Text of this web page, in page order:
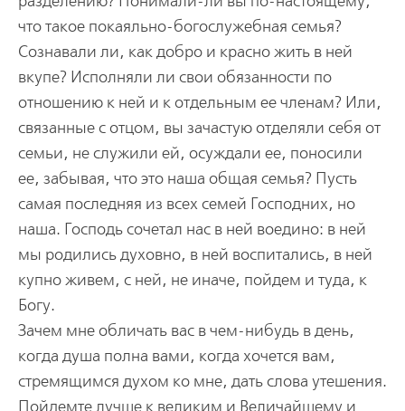
что такое покаяльно-богослужебная семья?
Сознавали ли, как добро и красно жить в ней
вкупе? Исполняли ли свои обязанности по
отношению к ней и к отдельным ее членам? Или,
связанные с отцом, вы зачастую отделяли себя от
семьи, не служили ей, осуждали ее, поносили
ее, забывая, что это наша общая семья? Пусть
самая последняя из всех семей Господних, но
наша. Господь сочетал нас в ней воедино: в ней
мы родились духовно, в ней воспитались, в ней
купно живем, с ней, не иначе, пойдем и туда, к
Богу.
Зачем мне обличать вас в чем-нибудь в день,
когда душа полна вами, когда хочется вам,
стремящимся духом ко мне, дать слова утешения.